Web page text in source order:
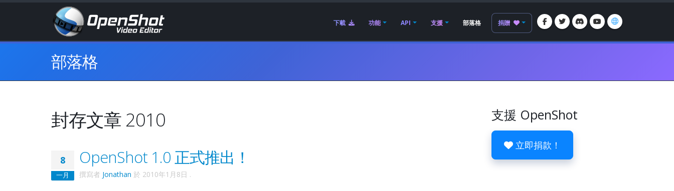
下載 功能 API 支援 部落格 捐贈
部落格
封存文章 2010
8
一月
OpenShot 1.0 正式推出！
撰寫者 Jonathan 於 2010年1月8日 .
支援 OpenShot
立即捐款！